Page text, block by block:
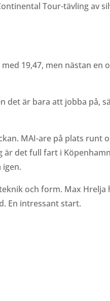
Tour-tävling av
19,47, men nästan en
det är bara att jobba på,
MAI-are på plats runt
det full fart i
och form. Max Hrelja
En intressant start.